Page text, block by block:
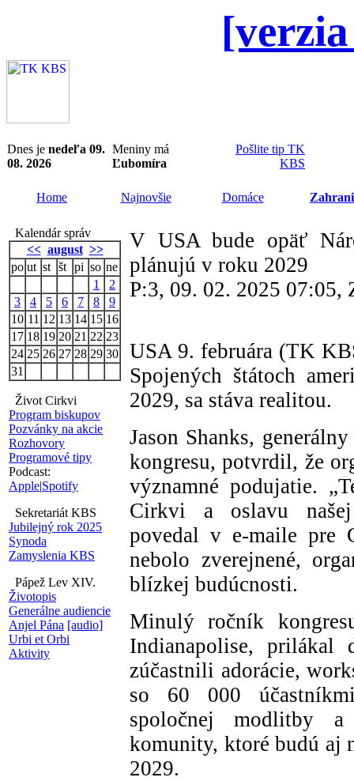
Dnes je nedeľa 09.
08. 2026
Meniny má
Ľubomíra
Pošlite tip TK
KBS
Home Najnovšie Domáce
Kalendár správ
<< august >>
po ut st št pi so ne
1
2
3
4 5 6 7 8
9
10 11 12 13 14 15 16
17 18 19 20 21 22 23
24 25 26 27 28 29 30
31
Život Cirkvi
Program biskupov
Pozvánky na akcie
Rozhovory
Programové tipy
Podcast:
Apple|Spotify
Sekretariát KBS
Jubilejný rok 2025
Synoda
Zamyslenia KBS
Pápež Lev XIV.
Životopis
Generálne audiencie
Anjel Pána [audio]
Urbi et Orbi
Aktivity
V USA bude opäť
plánujú v roku 2029
P:3, 09. 02. 2025 07:05,
USA 9. februára (TK
Spojených štátoch
2029, sa stáva realitou.
Jason Shanks,
kongresu, potvrdil, že
významné podujatie.
Cirkvi a oslavu našej
povedal v e-maile pre
nebolo zverejnené,
blízkej budúcnosti.
Minulý ročník
Indianapolise, prilákal
zúčastnili adorácie,
so 60 000
spoločnej modlitby a
komunity, ktoré budú aj
2029.